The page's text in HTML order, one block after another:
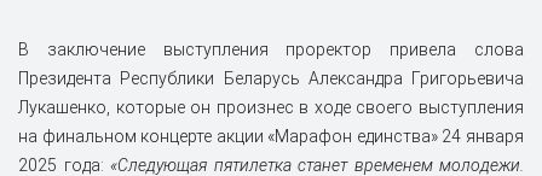
В заключение выступления проректор привела слова
Президента Республики Беларусь Александра Григорьевича
Лукашенко, которые он произнес в ходе своего выступления
на финальном концерте акции «Марафон единства» 24 января
2025 года: «Следующая пятилетка станет временем молодежи.